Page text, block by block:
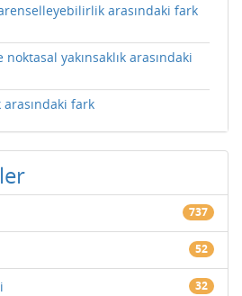
arasındaki fark
noktasal yakınsaklık arasındaki
fark
737
52
32